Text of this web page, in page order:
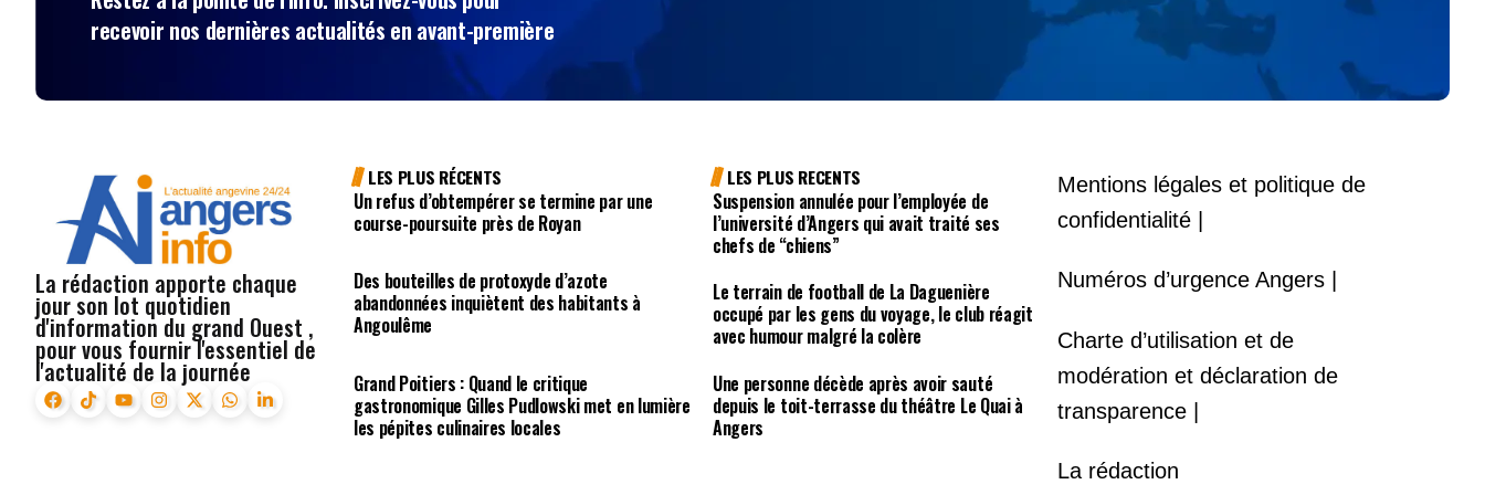
recevoir nos dernières actualités en avant-première
La rédaction apporte chaque
jour son lot quotidien
d'information du grand Ouest ,
pour vous fournir l'essentiel de
l'actualité de la journée
LES PLUS RÉCENTS
Un refus d’obtempérer se termine par une
course-poursuite près de Royan
Des bouteilles de protoxyde d’azote
abandonnées inquiètent des habitants à
Angoulême
Grand Poitiers : Quand le critique
gastronomique Gilles Pudlowski met en lumière
les pépites culinaires locales
LES PLUS RECENTS
Suspension annulée pour l’employée de
l’université d’Angers qui avait traité ses
chefs de “chiens”
Le terrain de football de La Daguenière
occupé par les gens du voyage, le club réagit
avec humour malgré la colère
Une personne décède après avoir sauté
depuis le toit-terrasse du théâtre Le Quai à
Angers
Mentions légales et politique de
confidentialité |
Numéros d’urgence Angers |
Charte d’utilisation et de
modération et déclaration de
transparence |
La rédaction